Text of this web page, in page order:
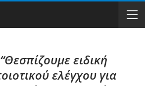
ειδική
ελέγχου για